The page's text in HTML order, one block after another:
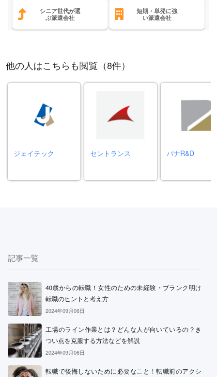
シニア世代が選
ぶ派遣会社
短期・単発に強
い派遣会社
他の人はこちらも閲覧（8件）
ジェイテック セントランス パナR&D
記事一覧
40歳からの転職！女性のための未経験・ブランク明け
転職のヒントと考え方
2024年09月06日
工場のライン作業とは？どんな人が向いているの？き
つい点を克服する方法などを解説
2024年09月06日
転職で後悔しないために必要なこと！転職前のアクシ